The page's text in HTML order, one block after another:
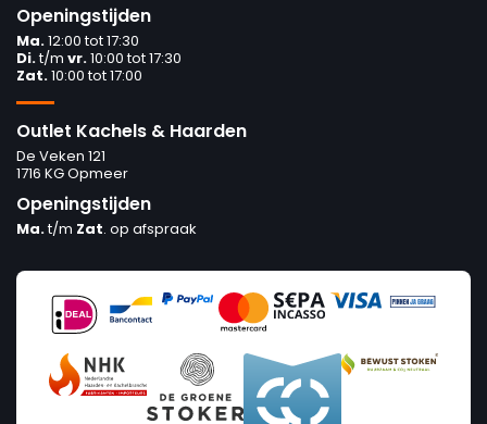
Openingstijden
Ma.12:00 tot 17:30
Di.t/m vr.10:00 tot 17:30
Zat.10:00 tot 17:00
Outlet Kachels & Haarden
De Veken 121
1716 KG Opmeer
Openingstijden
Ma.t/m Zat. op afspraak